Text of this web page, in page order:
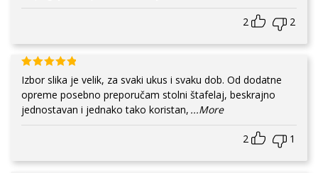
2 2
Izbor slika je velik, za svaki ukus i svaku dob. Od dodatne
opreme posebno preporučam stolni štafelaj, beskrajno
jednostavan i jednako tako koristan, ...More
2 1